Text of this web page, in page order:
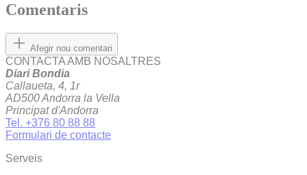
Comentaris
Afegir nou comentari
CONTACTA AMB NOSALTRES
Diari Bondia
Callaueta, 4, 1r
AD500 Andorra la Vella
Principat d'Andorra
Tel. +376 80 88 88
Formulari de contacte
Serveis